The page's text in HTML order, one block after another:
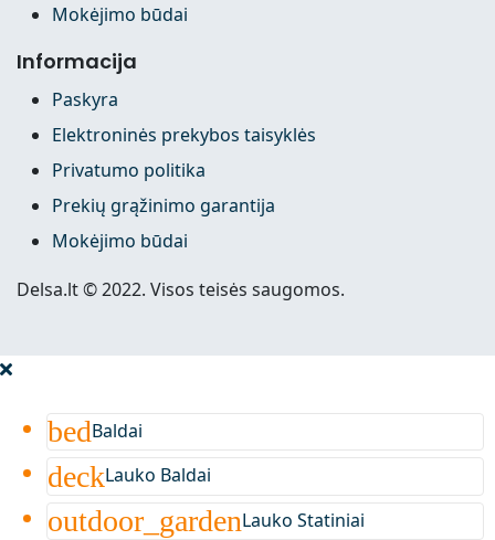
Mokėjimo būdai
Informacija
Paskyra
Elektroninės prekybos taisyklės
Privatumo politika
Prekių grąžinimo garantija
Mokėjimo būdai
Delsa.lt © 2022. Visos teisės saugomos.
bedBaldai
deckLauko Baldai
outdoor_gardenLauko Statiniai